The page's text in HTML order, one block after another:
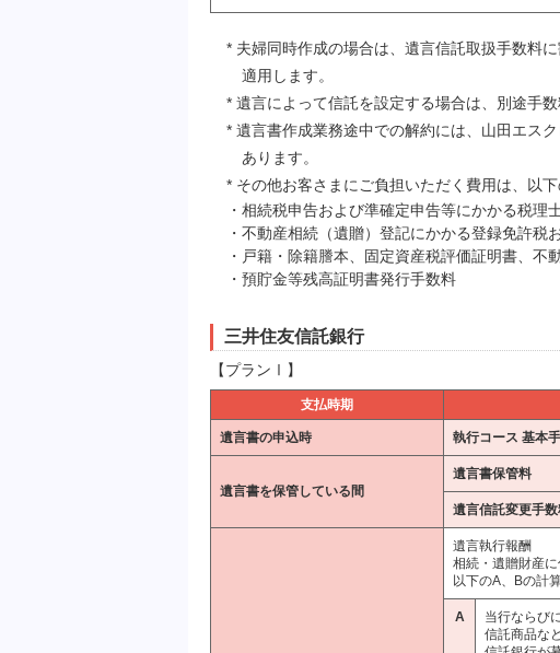
* 夫婦同時作成の場合は、遺言信託取扱手数料
適用します。
* 遺言によって信託を設定する場合は、別途手数
* 遺言書作成業務途中での解約には、山田エス
あります。
* その他お客さまにご負担いただく費用は、以下
・相続税申告および準確定申告等にかかる税理
・不動産相続（遺贈）登記にかかる登録免許税
・戸籍・除籍謄本、固定資産税評価証明書、不
・預貯金等残高証明書発行手数料
三井住友信託銀行
【プランⅠ】
支払時期
遺言書の申込時 執行コース 基本
遺言書を保管している間
遺言書保管料
遺言信託変更手
遺言執行報酬
相続・遺贈財産
以下のA、Bの計
A
当行ならび
信託商品な